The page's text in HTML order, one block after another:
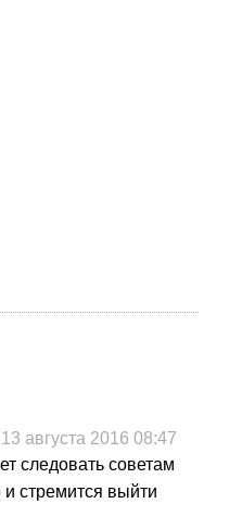
13 августа 2016 08:47
следовать советам
стремится выйти